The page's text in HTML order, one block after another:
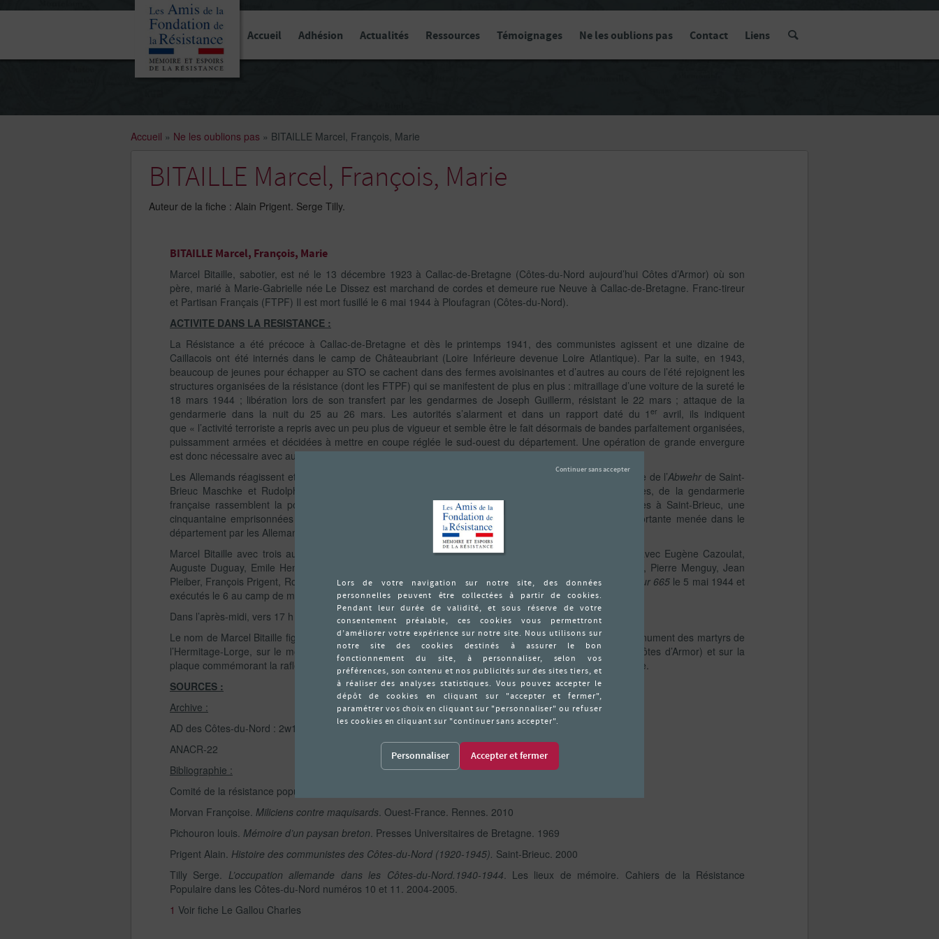
Accueil Adhésion Actualités Ressources Témoignages Ne les oublions pas Contact Liens
Accueil » Ne les oublions pas » BITAILLE Marcel, François, Marie
BITAILLE Marcel, François, Marie
Auteur de la fiche : Alain Prigent. Serge Tilly.
BITAILLE Marcel, François, Marie
Marcel Bitaille, sabotier, est né le 13 décembre 1923 à Callac-de-Bretagne (Côtes-du-Nord aujourd’hui Côtes d’Armor) où son
père, marié à Marie-Gabrielle née Le Dissez est marchand de cordes et demeure rue Neuve à Callac-de-Bretagne. Franc-tireur
et Partisan Français (FTPF) Il est mort fusillé le 6 mai 1944 à Ploufagran (Côtes-du-Nord).
ACTIVITE DANS LA RESISTANCE :
La Résistance a été précoce à Callac-de-Bretagne et dès le printemps 1941, des communistes agissent et une dizaine de
Caillacois ont été internés dans le camp de Châteaubriant (Loire Inférieure devenue Loire Atlantique). Par la suite, en 1943,
beaucoup de jeunes pour échapper au STO se cachent dans des fermes avoisinantes et d’autres au cours de l’été rejoignent les
structures organisées de la résistance (dont les FTPF) qui se manifestent de plus en plus : mitraillage d’une voiture de la sureté le
18 mars 1944 ; libération lors de son transfert par les gendarmes de Joseph Guillerm, résistant le 22 mars ; attaque de la
gendarmerie dans la nuit du 25 au 26 mars. Les autorités s’alarment et dans un rapport daté du 1er
avril, ils indiquent
que « l’activité terroriste a repris avec un peu plus de vigueur et semble être le fait désormais de bandes parfaitement organisées,
puissamment armées et décidées à mettre en coupe réglée le sud-ouest du département. Une opération de grande envergure
est donc nécessaire avec au minimum 500 hommes ».
Les Allemands réagissent et une rafle est organisée à Callac-de-Bretagne le 9 avril menée par le capitaine de l’Abwehr de Saint-
Brieuc Maschke et Rudolph Kiekaffer du SD. 800 soldats aidés de la Milice, de groupes autonomistes, de la gendarmerie
française rassemblent la population aux halles. 120 personnes, en situation irrégulière sont transférées à Saint-Brieuc, une
cinquantaine emprisonnées et une dizaine déportées. Cela a été l’opération de répression la plus importante menée dans le
département par les Allemands.
Marcel Bitaille avec trois autres FTPF reconnus comme ayant participé à l’attaque du 22 mars, sont, avec Eugène Cazoulat,
Auguste Duguay, Emile Henry, Maurice Lagadec, Arsène Le Bozec, Charles Le Gallou, Roger Madigou, Pierre Menguy, Jean
Pleiber, François Prigent, Roger Quintric condamnés à mort par le tribunal militaire de la Feldkommandantur 665 le 5 mai 1944 et
exécutés le 6 au camp de manœuvre des Croix en Ploufragan entre 7h10 et 7h31.
Dans l’après-midi, vers 17 h un autre groupe FTP a été fusillé au même endroit
Le nom de Marcel Bitaille figure sur le monument des fusillés du camp de manœuvre des Croix, sur le monument des martyrs de
l’Hermitage-Lorge, sur le monument de la déportation et de la résistance au lieu-dit La-Pie-en-Paule (Côtes d’Armor) et sur la
plaque commémorant la rafle à Callac-de-Bretagne Il a été inhumé dans le cimetière de Callac-de-Bretagne.
SOURCES :
Archive :
AD des Côtes-du-Nord : 2w105 ; 2w116 ; 2w157.
ANACR-22
Bibliographie :
Comité de la résistance populaire dans les Côtes-du-Nord. Relevé dans le numéro 12 de mai 2001.
Morvan Françoise. Miliciens contre maquisards. Ouest-France. Rennes. 2010
Pichouron louis. Mémoire d’un paysan breton. Presses Universitaires de Bretagne. 1969
Prigent Alain. Histoire des communistes des Côtes-du-Nord (1920-1945). Saint-Brieuc. 2000
Tilly Serge. L’occupation allemande dans les Côtes-du-Nord.1940-1944. Les lieux de mémoire. Cahiers de la Résistance
Populaire dans les Côtes-du-Nord numéros 10 et 11. 2004-2005.
1 Voir fiche Le Gallou Charles
Panneau de gestion des cookies
Personnaliser